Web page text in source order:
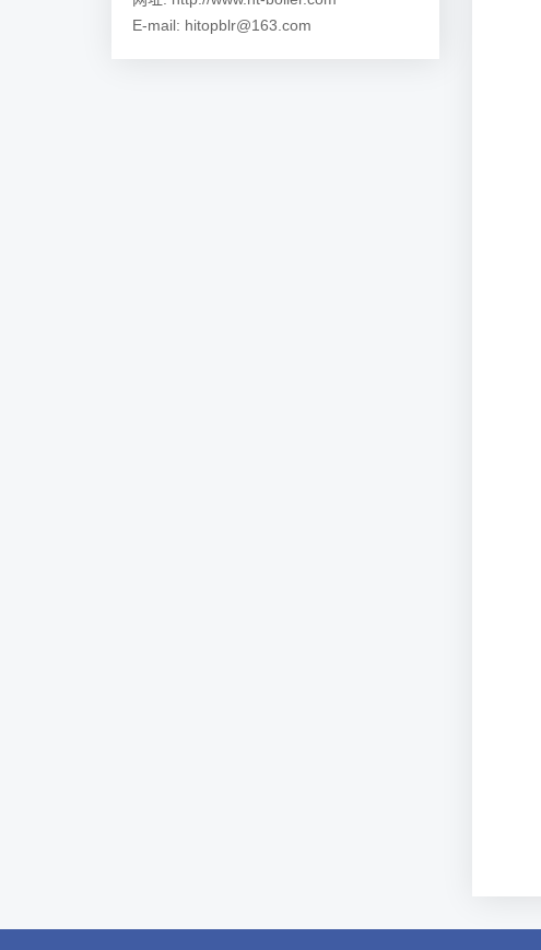
E-mail: hitopblr@163.com